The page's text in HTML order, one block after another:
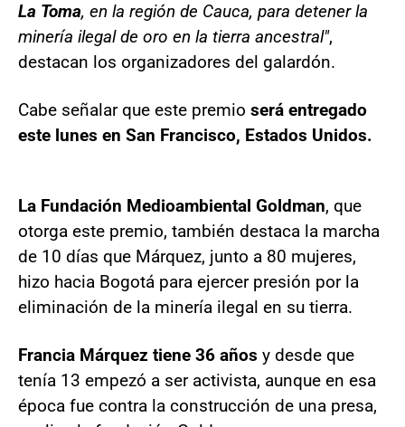
La Toma, en la región de Cauca, para detener la
minería ilegal de oro en la tierra ancestral",
destacan los organizadores del galardón.
Cabe señalar que este premio será entregado
este lunes en San Francisco, Estados Unidos.
La Fundación Medioambiental Goldman, que
otorga este premio, también destaca la marcha
de 10 días que Márquez, junto a 80 mujeres,
hizo hacia Bogotá para ejercer presión por la
eliminación de la minería ilegal en su tierra.
Francia Márquez tiene 36 años y desde que
tenía 13 empezó a ser activista, aunque en esa
época fue contra la construcción de una presa,